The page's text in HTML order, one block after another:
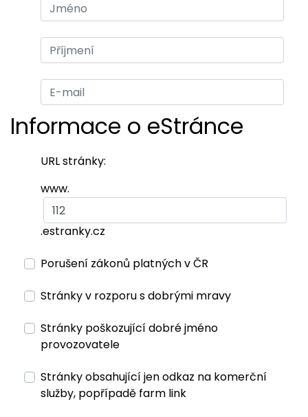
Informace o eStránce
URL stránky:
www.
.estranky.cz
Porušení zákonů platných v ČR
Stránky v rozporu s dobrými mravy
Stránky poškozující dobré jméno
provozovatele
Stránky obsahující jen odkaz na komerční
služby, popřípadě farm link